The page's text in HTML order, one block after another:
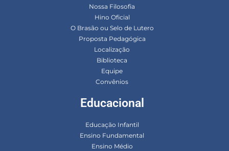
Nossa Filosofia
Hino Oficial
O Brasão ou Selo de Lutero
Proposta Pedagógica
Localização
Biblioteca
Equipe
Convênios
Educacional
Educação Infantil
Ensino Fundamental
Ensino Médio